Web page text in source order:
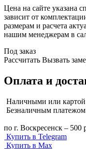
Цена на сайте указана
зависит от
размерам и расчета
нашим менеджерам в
Под заказ
Рассчитать Вызвать
Оплата и
Наличными или
Безналичным платежом
по г. Воскресенск – 500
Купить в Telegram
Купить в Max